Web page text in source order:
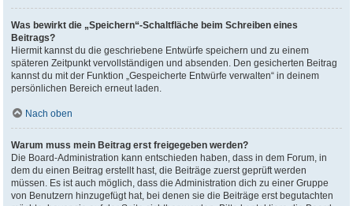
Was bewirkt die „Speichern“-Schaltfläche beim Schreiben eines
Beitrags?
Hiermit kannst du die geschriebene Entwürfe speichern und zu einem
späteren Zeitpunkt vervollständigen und absenden. Den gesicherten Beitrag
kannst du mit der Funktion „Gespeicherte Entwürfe verwalten“ in deinem
persönlichen Bereich erneut laden.
Nach oben
Warum muss mein Beitrag erst freigegeben werden?
Die Board-Administration kann entschieden haben, dass in dem Forum, in
dem du einen Beitrag erstellt hast, die Beiträge zuerst geprüft werden
müssen. Es ist auch möglich, dass die Administration dich zu einer Gruppe
von Benutzern hinzugefügt hat, bei denen sie die Beiträge erst begutachten